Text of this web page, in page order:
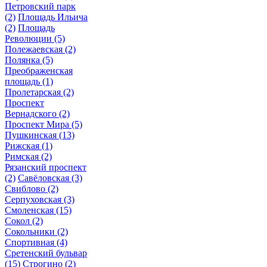
Петровский парк
(2) Площадь Ильича
(2) Площадь
Революции (5)
Полежаевская (2)
Полянка (5)
Преображенская
площадь (1)
Пролетарская (2)
Проспект
Вернадского (2)
Проспект Мира (5)
Пушкинская (13)
Рижская (1)
Римская (2)
Рязанский проспект
(2) Савёловская (3)
Свиблово (2)
Серпуховская (3)
Смоленская (15)
Сокол (2)
Сокольники (2)
Спортивная (4)
Сретенский бульвар
(15) Строгино (2)